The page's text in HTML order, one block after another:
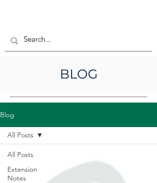
BLOG
Blog
All Posts
Extension
Notes
All Posts